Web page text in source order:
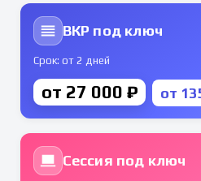
ВКР под ключ
Срок: от 2 дней
от 27 000 ₽ от
Сессия под ключ